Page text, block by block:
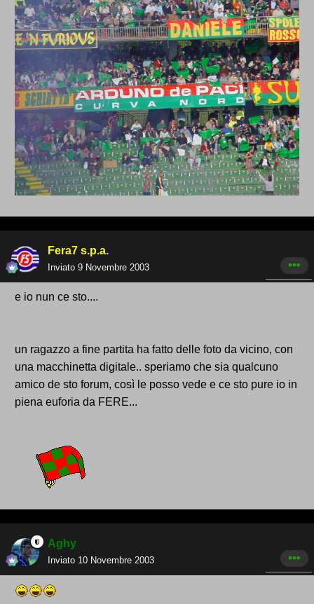
Fera7 s.p.a.
Inviato 9 Novembre 2003
e io nun ce sto....
un ragazzo a fine partita ha fatto delle foto da vicino, con
una macchinetta digitale.. speriamo che sia qualcuno
amico de sto forum, così le posso vede e ce sto pure io in
piena euforia da FERE...
Aghy
Inviato 10 Novembre 2003